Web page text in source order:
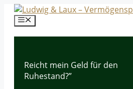
Zum
Inhalt
Menü
Reicht mein Geld für den
Ruhestand?”